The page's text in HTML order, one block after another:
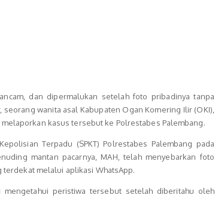
dan dipermalukan setelah foto pribadinya tanpa
wanita asal Kabupaten Ogan Komering Ilir (OKI),
kasus tersebut ke Polrestabes Palembang.
Terpadu (SPKT) Polrestabes Palembang pada
mantan pacarnya, MAH, telah menyebarkan foto
melalui aplikasi WhatsApp.
peristiwa tersebut setelah diberitahu oleh